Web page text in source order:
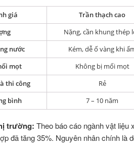
giá Trần thạch cao
Nặng, cần khung thép
nước
Kém, dễ ố vàng khi
mọt
Không bị mối mọt
thi công
Rẻ
bình
7 – 10 năm
trường: Theo báo cáo ngành vật liệu
đã tăng 35%. Nguyên nhân chính